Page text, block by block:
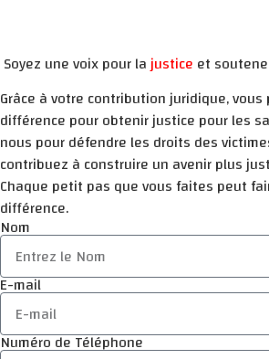
Soyez une voix pour lajustice et
Grâce à votre contribution juridique,
différence pour obtenir justice pour les
nous pour défendre les droits des
contribuez à construire un avenir plus
Chaque petit pas que vous faites peut
différence.
Nom
E-mail
Numéro de Téléphone